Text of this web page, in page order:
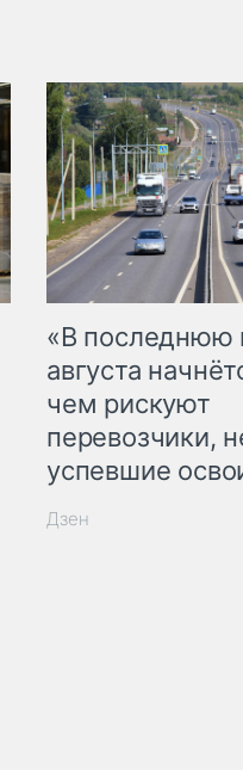
«В последнюю
августа
чем рискуют
перевозчики,
успевшие
Дзен